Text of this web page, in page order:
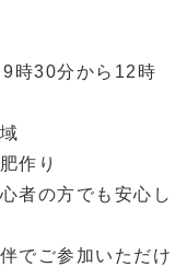
時30分から12時
作り
者の方でも安心し
でご参加いただけ